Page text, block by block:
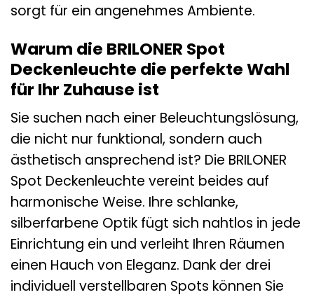
sorgt für ein angenehmes Ambiente.
Warum die BRILONER Spot
Deckenleuchte die perfekte Wahl
für Ihr Zuhause ist
Sie suchen nach einer Beleuchtungslösung,
die nicht nur funktional, sondern auch
ästhetisch ansprechend ist? Die BRILONER
Spot Deckenleuchte vereint beides auf
harmonische Weise. Ihre schlanke,
silberfarbene Optik fügt sich nahtlos in jede
Einrichtung ein und verleiht Ihren Räumen
einen Hauch von Eleganz. Dank der drei
individuell verstellbaren Spots können Sie